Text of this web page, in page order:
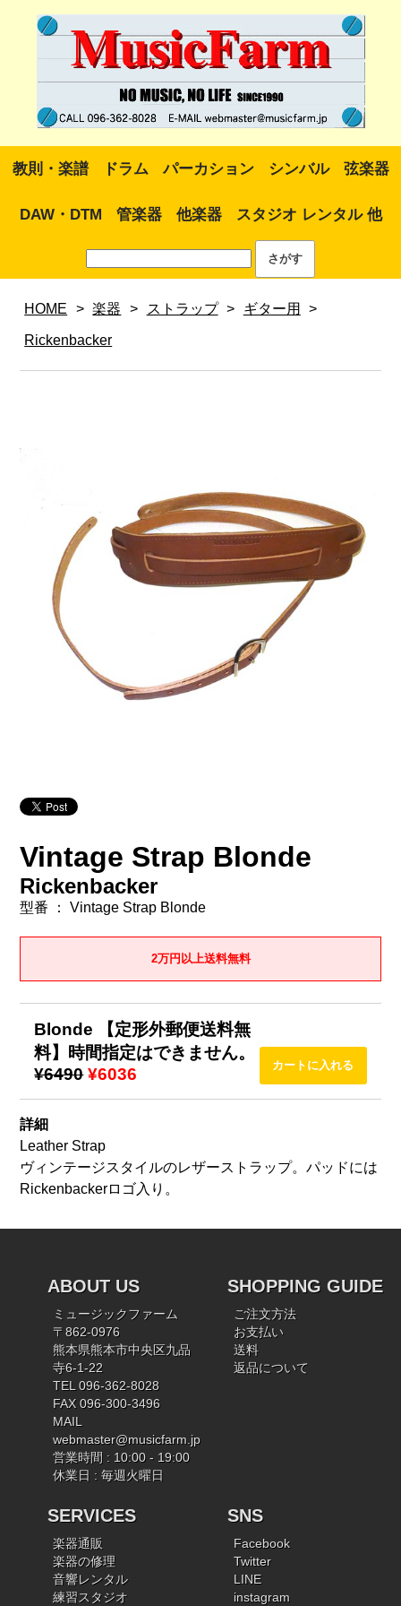
教則・楽譜 ドラム パーカション シンバル 弦楽器
DAW・DTM 管楽器 他楽器 スタジオ レンタル 他
HOME > 楽器 > ストラップ > ギター用 >
Rickenbacker
Vintage Strap Blonde
Rickenbacker
型番 ： Vintage Strap Blonde
2万円以上送料無料
Blonde 【定形外郵便送料無
料】時間指定はできません。
¥6490 ¥6036
詳細
Leather Strap
ヴィンテージスタイルのレザーストラップ。パッドには
Rickenbackerロゴ入り。
ABOUT US
ミュージックファーム
〒862-0976
熊本県熊本市中央区九品
寺6-1-22
TEL 096-362-8028
FAX 096-300-3496
MAIL
webmaster@musicfarm.jp
営業時間 : 10:00 - 19:00
休業日 : 毎週火曜日
SHOPPING GUIDE
ご注文方法
お支払い
送料
返品について
SERVICES
楽器通販
楽器の修理
音響レンタル
練習スタジオ
SNS
Facebook
Twitter
LINE
instagram